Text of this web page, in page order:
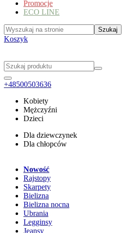
Promocje
ECO LINE
Koszyk
+48500503636
Kobiety
Mężczyźni
Dzieci
Dla dziewczynek
Dla chłopców
Nowość
Rajstopy
Skarpety
Bielizna
Bielizna nocna
Ubrania
Legginsy
Jeansy